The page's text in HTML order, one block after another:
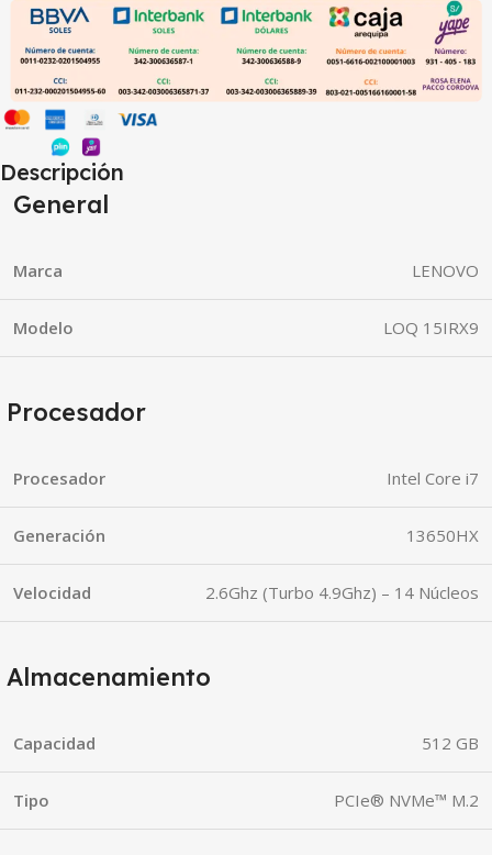
Descripción
General
Marca LENOVO
Modelo LOQ 15IRX9
Procesador
Procesador Intel Core i7
Generación 13650HX
Velocidad 2.6Ghz (Turbo 4.9Ghz) – 14 Núcleos
Almacenamiento
Capacidad 512 GB
Tipo PCIe® NVMe™ M.2